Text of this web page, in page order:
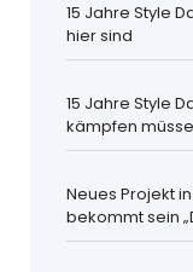
15 Jahre Style
hier sind
15 Jahre Style
kämpfen
Neues Projekt
bekommt sein